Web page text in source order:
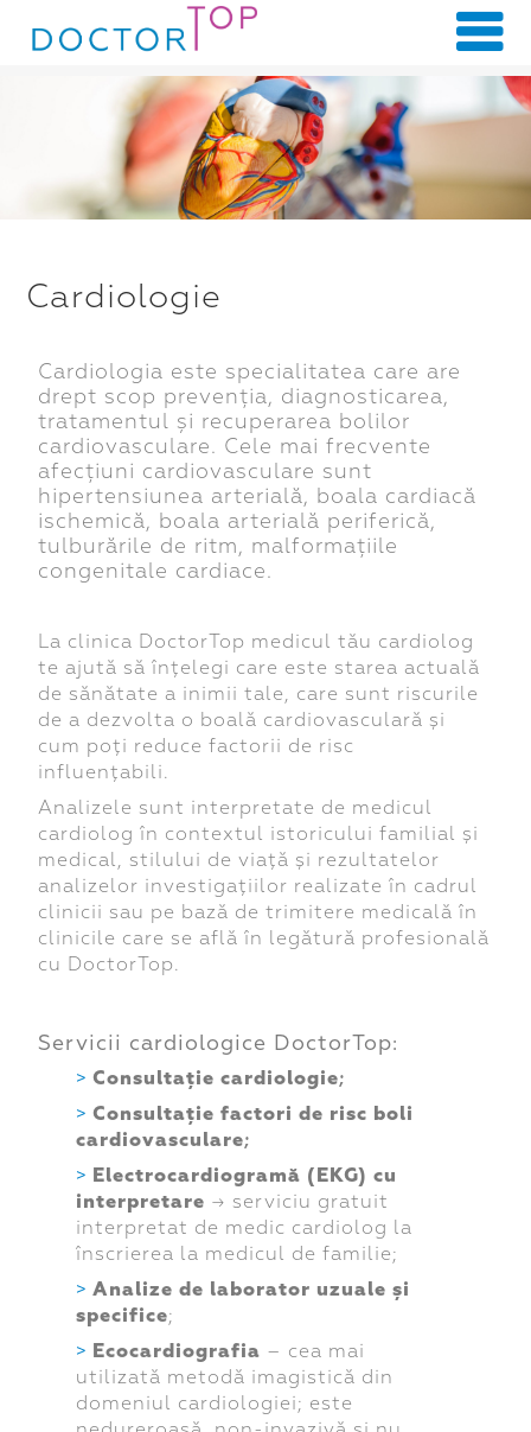
Cardiologie
Cardiologia este specialitatea care are
drept scop prevenția, diagnosticarea,
tratamentul și recuperarea bolilor
cardiovasculare. Cele mai frecvente
afecțiuni cardiovasculare sunt
hipertensiunea arterială, boala cardiacă
ischemică, boala arterială periferică,
tulburările de ritm, malformațiile
congenitale cardiace.
La clinica DoctorTop medicul tău cardiolog
te ajută să înțelegi care este starea actuală
de sănătate a inimii tale, care sunt riscurile
de a dezvolta o boală cardiovasculară și
cum poți reduce factorii de risc
influențabili.
Analizele sunt interpretate de medicul
cardiolog în contextul istoricului familial și
medical, stilului de viață și rezultatelor
analizelor investigațiilor realizate în cadrul
clinicii sau pe bază de trimitere medicală în
clinicile care se află în legătură profesională
cu DoctorTop.
Servicii cardiologice DoctorTop:
Consultație cardiologie;
Consultație factori de risc boli
cardiovasculare;
Electrocardiogramă (EKG) cu
interpretare → serviciu gratuit
interpretat de medic cardiolog la
înscrierea la medicul de familie;
Analize de laborator uzuale și
specifice;
Ecocardiografia – cea mai
utilizată metodă imagistică din
domeniul cardiologiei; este